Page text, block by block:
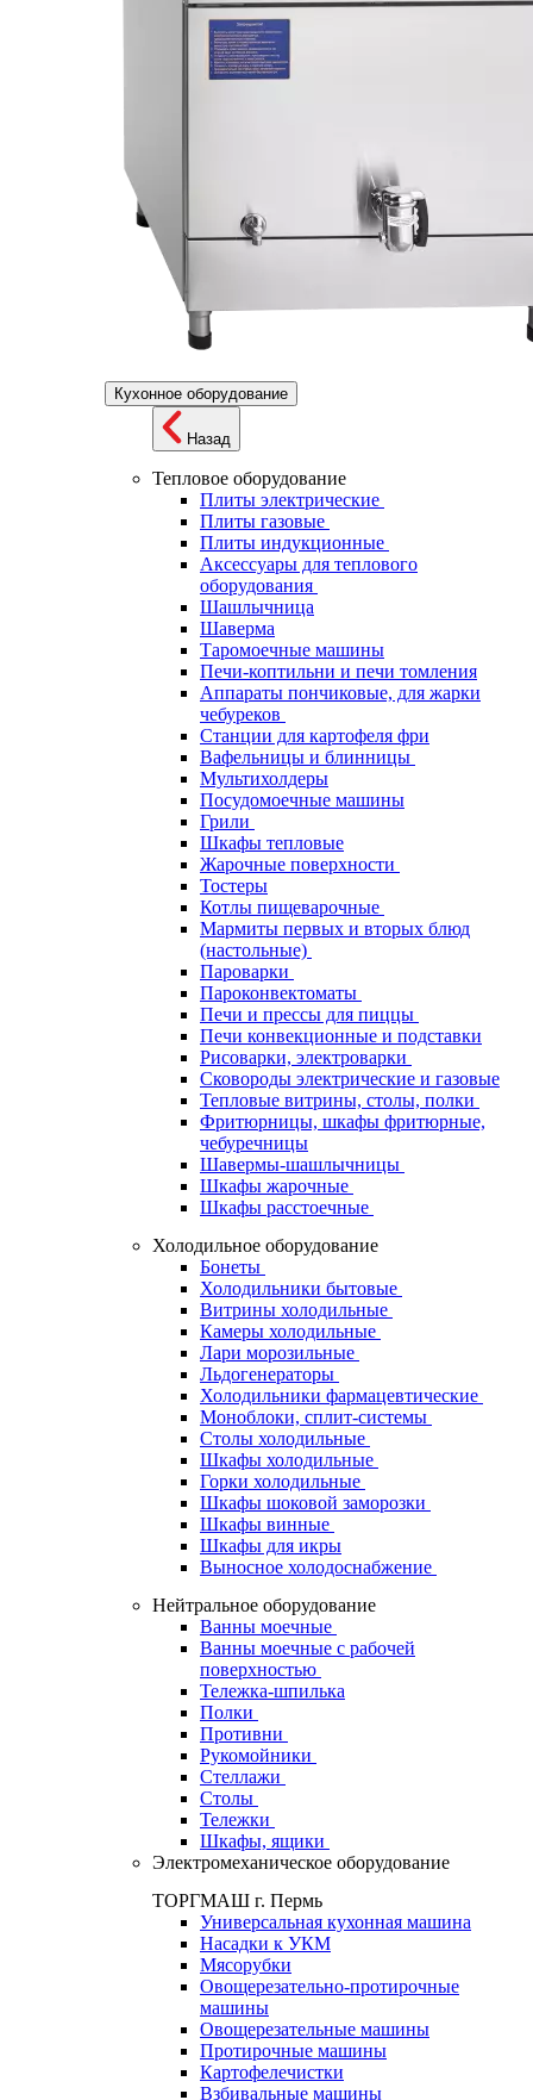
Кухонное оборудование
Назад
Тепловое оборудование
Плиты электрические
Плиты газовые
Плиты индукционные
Аксессуары для теплового
оборудования
Шашлычница
Шаверма
Таромоечные машины
Печи-коптильни и печи томления
Аппараты пончиковые, для жарки
чебуреков
Станции для картофеля фри
Вафельницы и блинницы
Мультихолдеры
Посудомоечные машины
Грили
Шкафы тепловые
Жарочные поверхности
Тостеры
Котлы пищеварочные
Мармиты первых и вторых блюд
(настольные)
Пароварки
Пароконвектоматы
Печи и прессы для пиццы
Печи конвекционные и подставки
Рисоварки, электроварки
Сковороды электрические и газовые
Тепловые витрины, столы, полки
Фритюрницы, шкафы фритюрные,
чебуречницы
Шавермы-шашлычницы
Шкафы жарочные
Шкафы расстоечные
Холодильное оборудование
Бонеты
Холодильники бытовые
Витрины холодильные
Камеры холодильные
Лари морозильные
Льдогенераторы
Холодильники фармацевтические
Моноблоки, сплит-системы
Столы холодильные
Шкафы холодильные
Горки холодильные
Шкафы шоковой заморозки
Шкафы винные
Шкафы для икры
Выносное холодоснабжение
Нейтральное оборудование
Ванны моечные
Ванны моечные с рабочей
поверхностью
Тележка-шпилька
Полки
Противни
Рукомойники
Стеллажи
Столы
Тележки
Шкафы, ящики
Электромеханическое оборудование
ТОРГМАШ г. Пермь
Универсальная кухонная машина
Насадки к УКМ
Мясорубки
Овощерезательно-протирочные
машины
Овощерезательные машины
Протирочные машины
Картофелечистки
Взбивальные машины